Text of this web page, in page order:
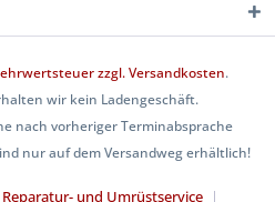
zzgl.Versandkosten.
wir kein Ladengeschäft.
nach vorheriger Terminabsprache
nur auf dem Versandweg erhältlich!
Reparatur- und Umrüstservice